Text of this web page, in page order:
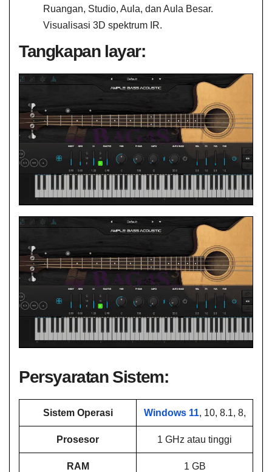
Ruangan, Studio, Aula, dan Aula Besar.
Visualisasi 3D spektrum IR.
Tangkapan layar:
Persyaratan Sistem:
Sistem Operasi Windows 11, 10, 8.1, 8,
Prosesor 1 GHz atau tinggi
RAM 1 GB